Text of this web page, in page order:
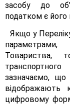
засобу до
податком є його
Якщо у
Товариства,
зазначаємо, що
відображають
цифровому